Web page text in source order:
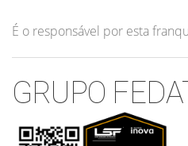
É o responsável por esta
GRUPO